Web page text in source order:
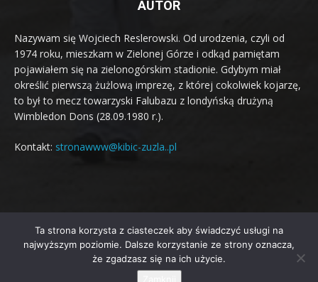
AUTOR
Nazywam się Wojciech Reslerowski. Od urodzenia, czyli od
1974 roku, mieszkam w Zielonej Górze i odkąd pamiętam
pojawiałem się na zielonogórskim stadionie. Gdybym miał
określić pierwszą żużlową imprezę, z której cokolwiek kojarzę,
to był to mecz towarzyski Falubazu z londyńską drużyną
Wimbledon Dons (28.09.1980 r.).
Kontakt: stronawww@kibic-zuzla..pl
© Newspaper WordPress Theme by TagDiv
Artykuły
Terminarz żużlowy 2026
Ta strona korzysta z ciasteczek aby świadczyć usługi na
najwyższym poziomie. Dalsze korzystanie ze strony oznacza,
że zgadzasz się na ich użycie.